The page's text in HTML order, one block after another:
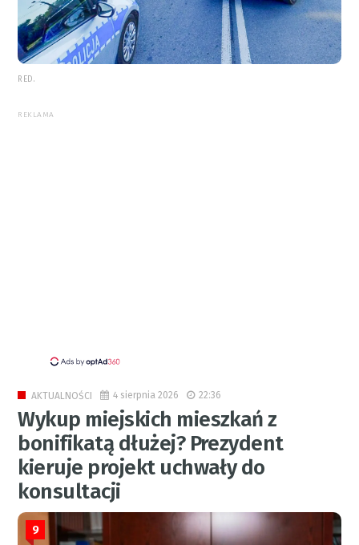
RED.
REKLAMA
AKTUALNOŚCI 4 sierpnia 2026 22:36
Wykup miejskich mieszkań z
bonifikatą dłużej? Prezydent
kieruje projekt uchwały do
konsultacji
9